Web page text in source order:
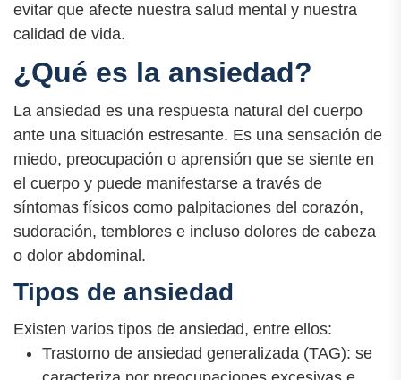
evitar que afecte nuestra salud mental y nuestra
calidad de vida.
¿Qué es la ansiedad?
La ansiedad es una respuesta natural del cuerpo
ante una situación estresante. Es una sensación de
miedo, preocupación o aprensión que se siente en
el cuerpo y puede manifestarse a través de
síntomas físicos como palpitaciones del corazón,
sudoración, temblores e incluso dolores de cabeza
o dolor abdominal.
Tipos de ansiedad
Existen varios tipos de ansiedad, entre ellos:
Trastorno de ansiedad generalizada (TAG): se